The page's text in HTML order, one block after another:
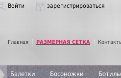
Войти зарегистрироваться
Главная РАЗМЕРНАЯ СЕТКА
Балетки Босоножки